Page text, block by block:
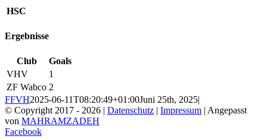
HSC
Ergebnisse
Club
Goals
VHV
1
ZF Wabco 2
FFVH2025-06-11T08:20:49+01:00Juni 25th, 2025|
© Copyright 2017 - 2026 | Datenschutz | Impressum | Angepasst
von MAHRAMZADEH
Facebook